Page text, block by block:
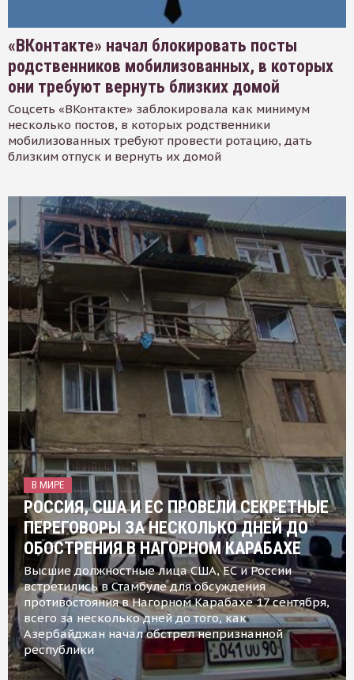
«ВКонтакте» начал блокировать посты
родственников мобилизованных, в которых
они требуют вернуть близких домой
Соцсеть «ВКонтакте» заблокировала как минимум
несколько постов, в которых родственники
мобилизованных требуют провести ротацию, дать
близким отпуск и вернуть их домой
В МИРЕ
РОССИЯ, США И ЕС ПРОВЕЛИ СЕКРЕТНЫЕ
ПЕРЕГОВОРЫ ЗА НЕСКОЛЬКО ДНЕЙ ДО
ОБОСТРЕНИЯ В НАГОРНОМ КАРАБАХЕ
Высшие должностные лица США, ЕС и России
встретились в Стамбуле для обсуждения
противостояния в Нагорном Карабахе 17 сентября,
всего за несколько дней до того, как
Азербайджан начал обстрел непризнанной
республики